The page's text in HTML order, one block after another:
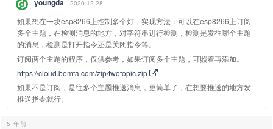
youngda 2020-12-28
如果想在一块esp8266上控制多个灯，实现方法：可以在esp8266上订阅
多个主题，在检测消息的地方，对字符串进行检测，检测是发往哪个主题
的消息，检测是打开指令还是关闭指令等。
订阅两个主题的程序，仅供参考，如果订阅多个主题，可照着再添加。
https://cloud.bemfa.com/zip/twotopic.zip
如果不是订阅，是往多个主题推送消息，更简单了，在想要推送的地方发
推送指令就行。
5 年前